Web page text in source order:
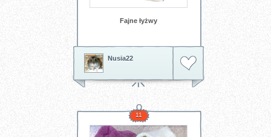
Fajne łyżwy
Nusia22
11